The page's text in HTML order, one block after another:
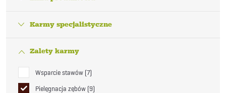
Karmy specjalistyczne
Zalety karmy
Wsparcie stawów 7
Pielęgnacja zębów 9